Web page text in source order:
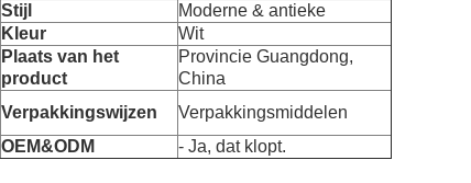
Stijl
Moderne & antieke
Kleur
Wit
Plaats van het
product
Provincie Guangdong,
China
Verpakkingswijzen
Verpakkingsmiddelen
OEM&ODM
- Ja, dat klopt.